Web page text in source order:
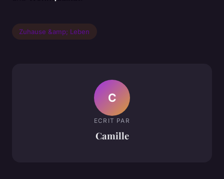
Zuhause &amp; Leben
C
ECRIT PAR
Camille